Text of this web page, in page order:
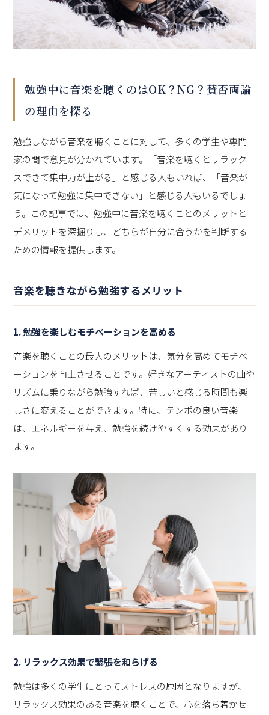
勉強中に音楽を聴くのはOK？NG？賛否両論
の理由を探る
勉強しながら音楽を聴くことに対して、多くの学生や専門
家の間で意見が分かれています。「音楽を聴くとリラック
スできて集中力が上がる」と感じる人もいれば、「音楽が
気になって勉強に集中できない」と感じる人もいるでしょ
う。この記事では、勉強中に音楽を聴くことのメリットと
デメリットを深掘りし、どちらが自分に合うかを判断する
ための情報を提供します。
音楽を聴きながら勉強するメリット
1. 勉強を楽しむモチベーションを高める
音楽を聴くことの最大のメリットは、気分を高めてモチベ
ーションを向上させることです。好きなアーティストの曲や
リズムに乗りながら勉強すれば、苦しいと感じる時間も楽
しさに変えることができます。特に、テンポの良い音楽
は、エネルギーを与え、勉強を続けやすくする効果があり
ます。
2. リラックス効果で緊張を和らげる
勉強は多くの学生にとってストレスの原因となりますが、
リラックス効果のある音楽を聴くことで、心を落ち着かせ